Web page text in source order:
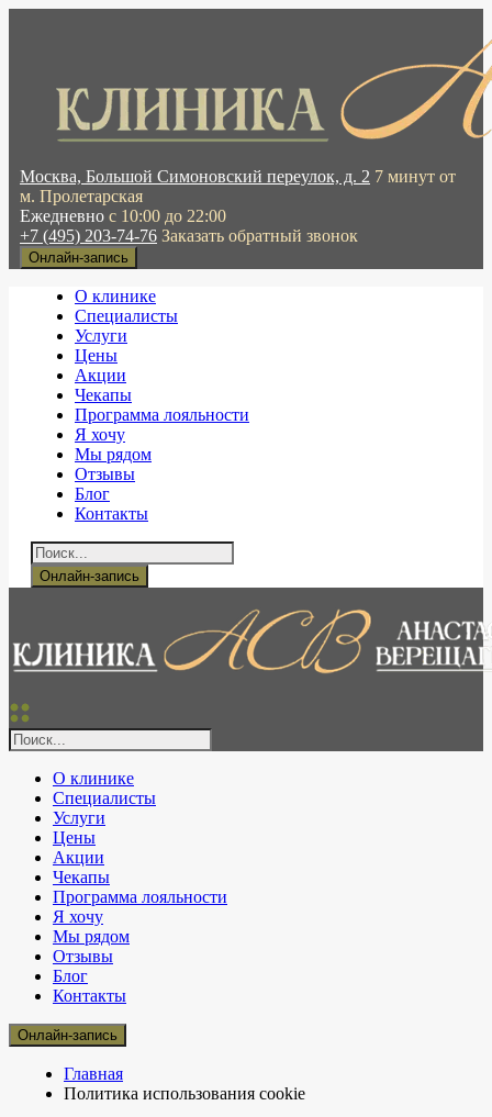
Москва, Большой Симоновский переулок, д. 2 7 минут от
м. Пролетарская
Ежедневно с 10:00 до 22:00
+7 (495) 203-74-76 Заказать обратный звонок
Онлайн-запись
О клинике
Специалисты
Услуги
Цены
Акции
Чекапы
Программа лояльности
Я хочу
Мы рядом
Отзывы
Блог
Контакты
Онлайн-запись
О клинике
Специалисты
Услуги
Цены
Акции
Чекапы
Программа лояльности
Я хочу
Мы рядом
Отзывы
Блог
Контакты
Онлайн-запись
Главная
Политика использования cookie